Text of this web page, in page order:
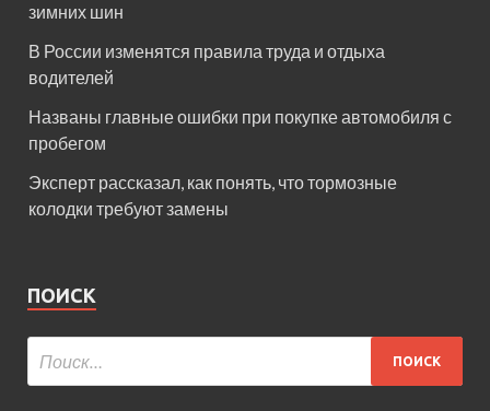
зимних шин
В России изменятся правила труда и отдыха
водителей
Названы главные ошибки при покупке автомобиля с
пробегом
Эксперт рассказал, как понять, что тормозные
колодки требуют замены
ПОИСК